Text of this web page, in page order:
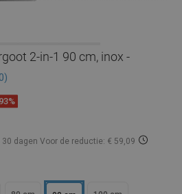
2-in-1 90 cm, inox -
dagen Voor de reductie: € 59,09